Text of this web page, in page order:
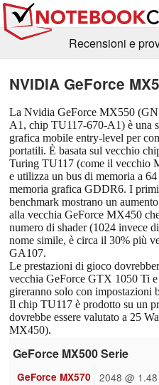
Recensioni e
Guida agli acquisti
NVIDIA GeForce
La Nvidia GeForce MX550
A1, chip TU117-670-A1) è una
grafica mobile entry-level per
portatili. È basata sul vecchio
Turing TU117 (come il vecchio
e utilizza un bus di memoria a
memoria grafica GDDR6. I primi
benchmark mostrano un
alla vecchia GeForce MX450
numero di shader (1024 invece
nome simile, è circa il 30% più
GA107.
Le prestazioni di gioco
vecchia GeForce GTX 1050 Ti
gireranno solo con impostazioni
Il chip TU117 è prodotto su un
dovrebbe essere valutato a 25
MX450).
GeForce MX500 Serie
GeForce MX570 2048 @